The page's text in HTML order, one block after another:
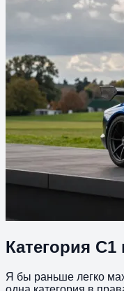
Категория С1
Я бы раньше легко